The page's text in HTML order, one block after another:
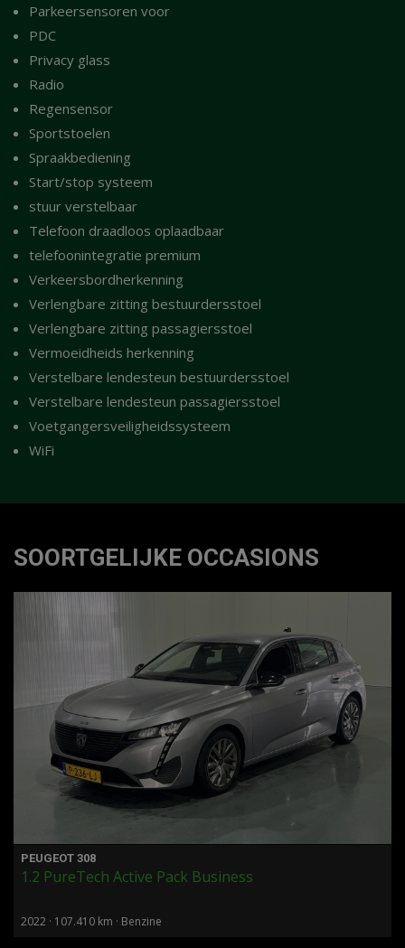
Parkeersensoren voor
PDC
Privacy glass
Radio
Regensensor
Sportstoelen
Spraakbediening
Start/stop systeem
stuur verstelbaar
Telefoon draadloos oplaadbaar
telefoonintegratie premium
Verkeersbordherkenning
Verlengbare zitting bestuurdersstoel
Verlengbare zitting passagiersstoel
Vermoeidheids herkenning
Verstelbare lendesteun bestuurdersstoel
Verstelbare lendesteun passagiersstoel
Voetgangersveiligheidssysteem
WiFi
SOORTGELIJKE OCCASIONS
PEUGEOT 308
1.2 PureTech Active Pack Business
2022 · 107.410 km · Benzine